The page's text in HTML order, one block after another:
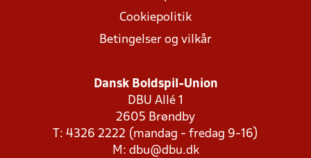
Cookiepolitik
Betingelser og vilkår
Dansk Boldspil-Union
DBU Allé 1
2605 Brøndby
T: 4326 2222 (mandag - fredag 9-16)
M: dbu@dbu.dk